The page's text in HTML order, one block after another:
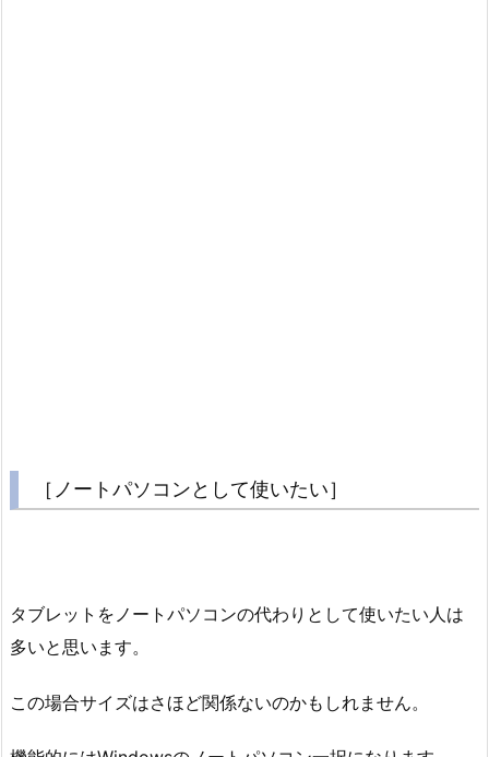
［ノートパソコンとして使いたい］
タブレットをノートパソコンの代わりとして使いたい人は
多いと思います。
この場合サイズはさほど関係ないのかもしれません。